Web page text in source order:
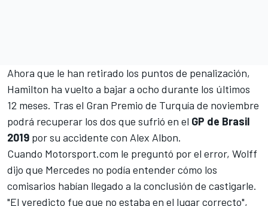
Ahora que le han retirado los puntos de penalización,
Hamilton ha vuelto a bajar a ocho durante los últimos
12 meses. Tras el Gran Premio de Turquía de noviembre
podrá recuperar los dos que sufrió en el GP de Brasil
2019 por su accidente con Alex Albon.
Cuando Motorsport.com le preguntó por el error, Wolff
dijo que Mercedes no podía entender cómo los
comisarios habían llegado a la conclusión de castigarle.
"El veredicto fue que no estaba en el lugar correcto",